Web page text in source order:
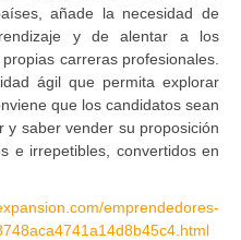
añade la necesidad de
y de alentar a los
carreras profesionales.
ágil que permita explorar
que los candidatos sean
saber vender su proposición
e irrepetibles, convertidos en
emprendedores-